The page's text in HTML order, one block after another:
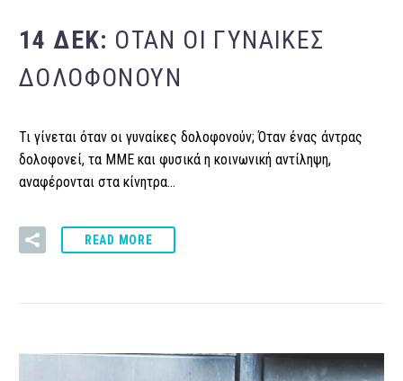
14 ΔΕΚ: ΌΤΑΝ ΟΙ ΓΥΝΑΊΚΕΣ
ΔΟΛΟΦΟΝΟΎΝ
Τι γίνεται όταν οι γυναίκες δολοφονούν; Όταν ένας άντρας
δολοφονεί, τα ΜΜΕ και φυσικά η κοινωνική αντίληψη,
αναφέρονται στα κίνητρα…
READ MORE